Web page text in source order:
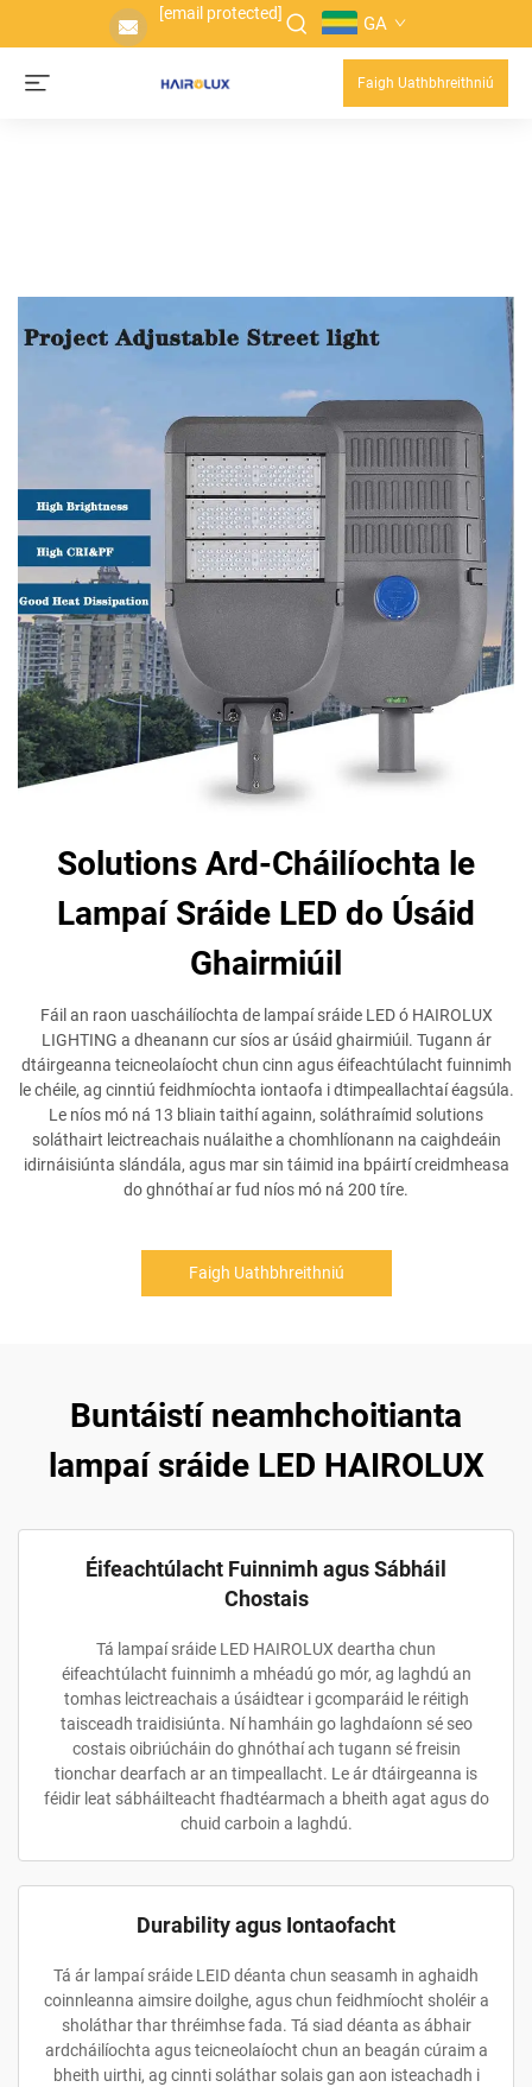
[email protected] GA
Faigh Uathbhreithniú
Solutions Ard-Cháilíochta le
Lampaí Sráide LED do Úsáid
Ghairmiúil
Fáil an raon uascháilíochta de lampaí sráide LED ó HAIROLUX
LIGHTING a dheanann cur síos ar úsáid ghairmiúil. Tugann ár
dtáirgeanna teicneolaíocht chun cinn agus éifeachtúlacht fuinnimh
le chéile, ag cinntiú feidhmíochta iontaofa i dtimpeallachtaí éagsúla.
Le níos mó ná 13 bliain taithí againn, soláthraímid solutions
soláthairt leictreachais nuálaithe a chomhlíonann na caighdeáin
idirnáisiúnta slándála, agus mar sin táimid ina bpáirtí creidmheasa
do ghnóthaí ar fud níos mó ná 200 tíre.
Faigh Uathbhreithniú
Buntáistí neamhchoitianta
lampaí sráide LED HAIROLUX
Éifeachtúlacht Fuinnimh agus Sábháil
Chostais
Tá lampaí sráide LED HAIROLUX deartha chun
éifeachtúlacht fuinnimh a mhéadú go mór, ag laghdú an
tomhas leictreachais a úsáidtear i gcomparáid le réitigh
taisceadh traidisiúnta. Ní hamháin go laghdaíonn sé seo
costais oibriúcháin do ghnóthaí ach tugann sé freisin
tionchar dearfach ar an timpeallacht. Le ár dtáirgeanna is
féidir leat sábháilteacht fhadtéarmach a bheith agat agus do
chuid carboin a laghdú.
Durability agus Iontaofacht
Tá ár lampaí sráide LEID déanta chun seasamh in aghaidh
coinnleanna aimsire doilghe, agus chun feidhmíocht sholéir a
sholáthar thar thréimhse fada. Tá siad déanta as ábhair
ardcháilíochta agus teicneolaíocht chun an beagán cúraim a
bheith uirthi, ag cinnti soláthar solais gan aon isteachadh i